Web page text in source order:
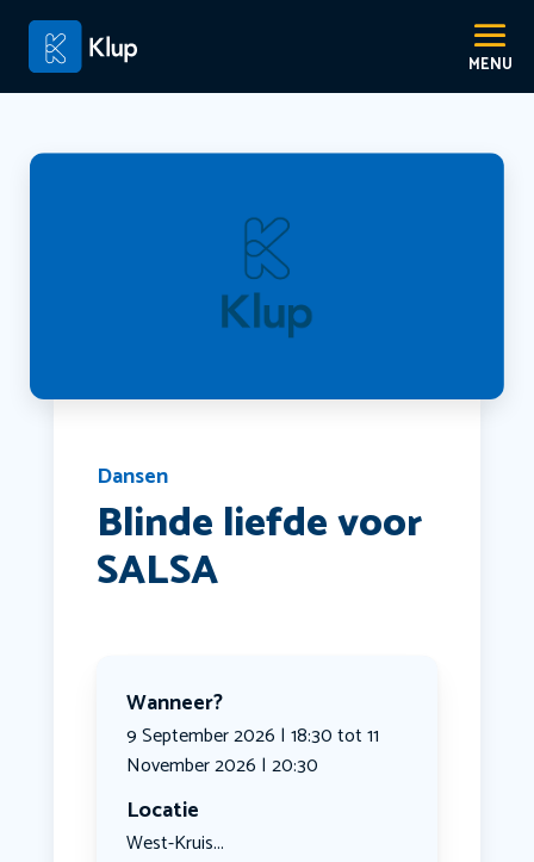
Dansen
Blinde liefde voor
SALSA
Wanneer?
9 September 2026 | 18:30 tot 11
November 2026 | 20:30
Locatie
West-Kruis...